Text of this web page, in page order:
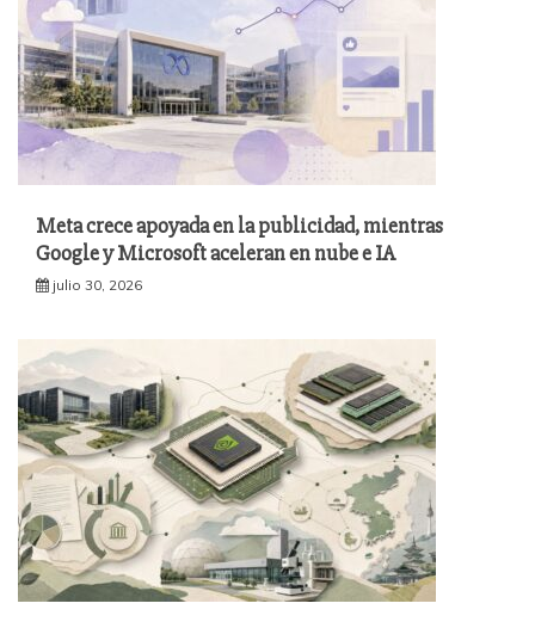
Meta crece apoyada en la publicidad, mientras
Google y Microsoft aceleran en nube e IA
julio 30, 2026